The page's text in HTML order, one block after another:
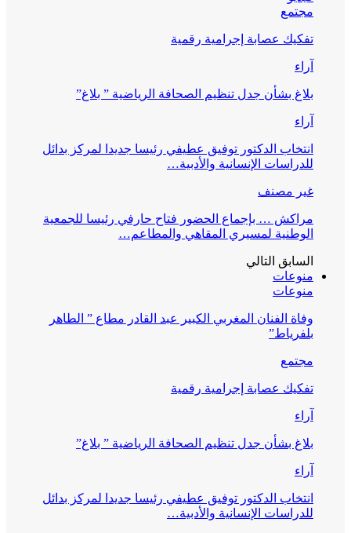
مجتمع
تفكيك عصابة إجرامية رقمية
آراء
بلاغ بشأن جدل تنظيم الصحافة الرياضية ” بلاغ”
آراء
انتخاب الدكتور توفيق عطيفي رئيسا جديدا لمركز بدائل
للدراسات الإنسانية والأدبية…
غير مصنف
مراكش … بإجماع الحضور فتاح حارفي رئيسا للجمعية
الوطنية لمسيري المقاهي والمطاعم…
السابق التالي
منوعات
منوعات
وفاة الفنان المغربي الكبير عبد القادر مطاع ” الطاهر
بلفرياط”
مجتمع
تفكيك عصابة إجرامية رقمية
آراء
بلاغ بشأن جدل تنظيم الصحافة الرياضية ” بلاغ”
آراء
انتخاب الدكتور توفيق عطيفي رئيسا جديدا لمركز بدائل
للدراسات الإنسانية والأدبية…